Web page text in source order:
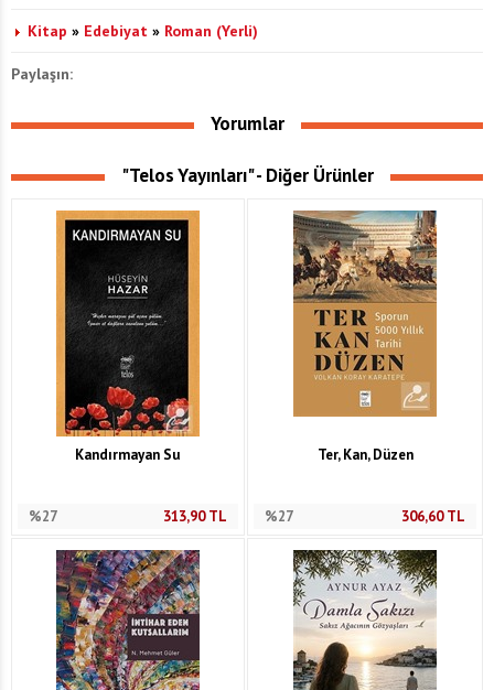
Kitap » Edebiyat » Roman (Yerli)
Paylaşın:
Yorumlar
"Telos Yayınları" - Diğer Ürünler
Kandırmayan Su
%27 313,90TL
Ter, Kan, Düzen
%27 306,60TL